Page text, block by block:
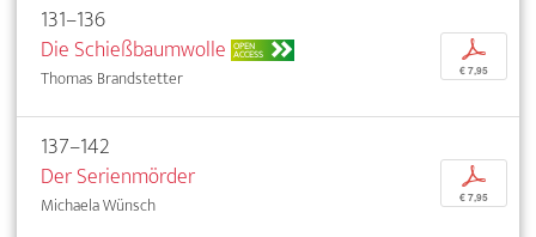
131–136
Die Schießbaumwolle OPEN
ACCESS
Thomas Brandstetter
p
€ 7,95
137–142
Der Serienmörder
Michaela Wünsch
p
€ 7,95